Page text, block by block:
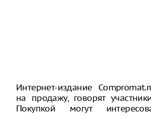
Интернет-издание
на продажу, говорят
Покупкой могут